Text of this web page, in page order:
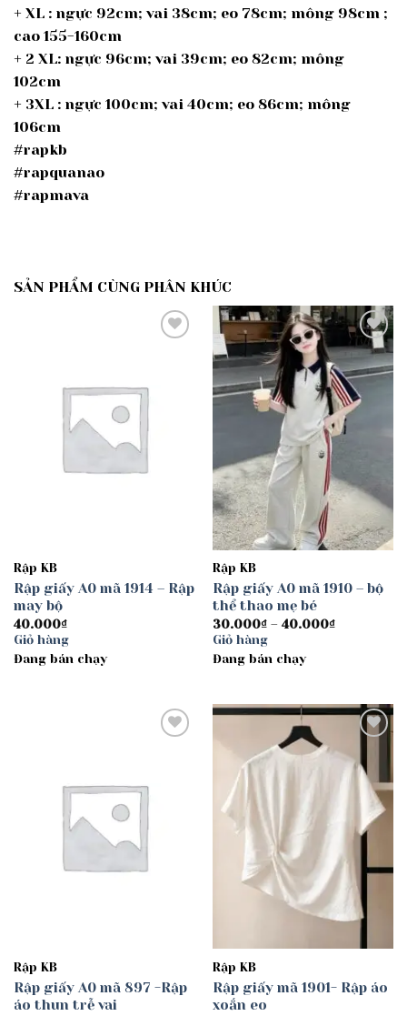
+ XL : ngực 92cm; vai 38cm; eo 78cm; mông 98cm ;
cao 155-160cm
+ 2 XL: ngực 96cm; vai 39cm; eo 82cm; mông
102cm
+ 3XL : ngực 100cm; vai 40cm; eo 86cm; mông
106cm
#rapkb
#rapquanao
#rapmava
SẢN PHẨM CÙNG PHÂN KHÚC
Rập KB
Rập giấy A0 mã 1914 – Rập
may bộ
40.000₫
Giỏ hàng
Đang bán chạy
Add to
wishlist
Rập KB
Rập giấy A0 mã 1910 – bộ
thể thao mẹ bé
30.000₫ – 40.000₫Khoảng
Giỏ hàng
Đang bán chạy
Rập KB
Rập giấy A0 mã 897 -Rập
áo thun trễ vai
wishlist
Rập KB
Rập giấy mã 1901- Rập áo
xoắn eo